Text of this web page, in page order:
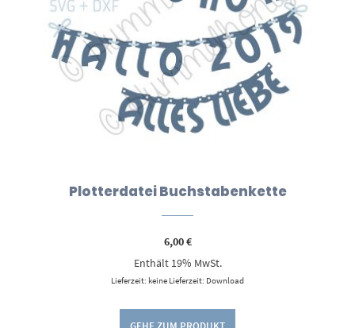
Plotterdatei Buchstabenkette
6,00€
Enthält 19% MwSt.
Lieferzeit: keine Lieferzeit: Download